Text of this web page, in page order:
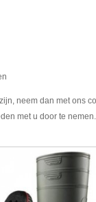
neem dan met ons
met u door te